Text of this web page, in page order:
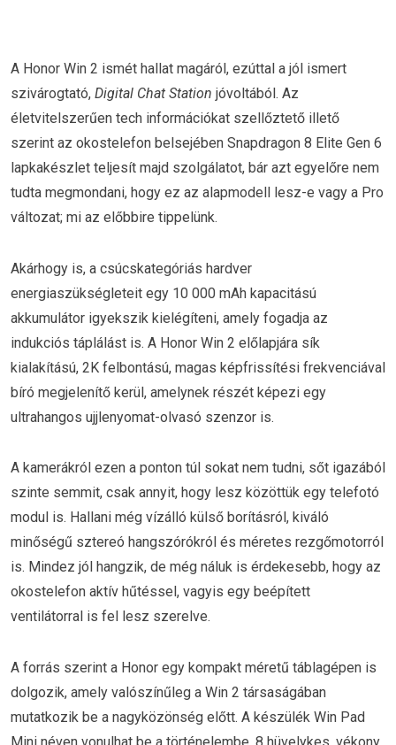
A Honor Win 2 ismét hallat magáról, ezúttal a jól ismert
szivárogtató, Digital Chat Station jóvoltából. Az
életvitelszerűen tech információkat szellőztető illető
szerint az okostelefon belsejében Snapdragon 8 Elite Gen 6
lapkakészlet teljesít majd szolgálatot, bár azt egyelőre nem
tudta megmondani, hogy ez az alapmodell lesz-e vagy a Pro
változat; mi az előbbire tippelünk.
Akárhogy is, a csúcskategóriás hardver
energiaszükségleteit egy 10 000 mAh kapacitású
akkumulátor igyekszik kielégíteni, amely fogadja az
indukciós táplálást is. A Honor Win 2 előlapjára sík
kialakítású, 2K felbontású, magas képfrissítési frekvenciával
bíró megjelenítő kerül, amelynek részét képezi egy
ultrahangos ujjlenyomat-olvasó szenzor is.
A kamerákról ezen a ponton túl sokat nem tudni, sőt igazából
szinte semmit, csak annyit, hogy lesz közöttük egy telefotó
modul is. Hallani még vízálló külső borításról, kiváló
minőségű sztereó hangszórókról és méretes rezgőmotorról
is. Mindez jól hangzik, de még náluk is érdekesebb, hogy az
okostelefon aktív hűtéssel, vagyis egy beépített
ventilátorral is fel lesz szerelve.
A forrás szerint a Honor egy kompakt méretű táblagépen is
dolgozik, amely valószínűleg a Win 2 társaságában
mutatkozik be a nagyközönség előtt. A készülék Win Pad